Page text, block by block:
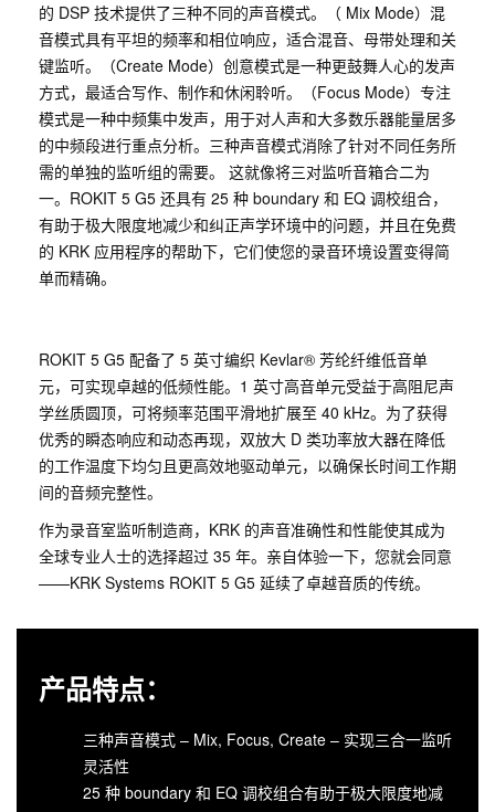
的 DSP 技术提供了三种不同的声音模式。（ Mix Mode）混
音模式具有平坦的频率和相位响应，适合混音、母带处理和关
键监听。（Create Mode）创意模式是一种更鼓舞人心的发声
方式，最适合写作、制作和休闲聆听。（Focus Mode）专注
模式是一种中频集中发声，用于对人声和大多数乐器能量居多
的中频段进行重点分析。三种声音模式消除了针对不同任务所
需的单独的监听组的需要。 这就像将三对监听音箱合二为
一。ROKIT 5 G5 还具有 25 种 boundary 和 EQ 调校组合，
有助于极大限度地减少和纠正声学环境中的问题，并且在免费
的 KRK 应用程序的帮助下，它们使您的录音环境设置变得简
单而精确。
ROKIT 5 G5 配备了 5 英寸编织 Kevlar® 芳纶纤维低音单
元，可实现卓越的低频性能。1 英寸高音单元受益于高阻尼声
学丝质圆顶，可将频率范围平滑地扩展至 40 kHz。为了获得
优秀的瞬态响应和动态再现，双放大 D 类功率放大器在降低
的工作温度下均匀且更高效地驱动单元，以确保长时间工作期
间的音频完整性。
作为录音室监听制造商，KRK 的声音准确性和性能使其成为
全球专业人士的选择超过 35 年。亲自体验一下，您就会同意
——KRK Systems ROKIT 5 G5 延续了卓越音质的传统。
产品特点：
三种声音模式 – Mix, Focus, Create – 实现三合一监听
灵活性
25 种 boundary 和 EQ 调校组合有助于极大限度地减